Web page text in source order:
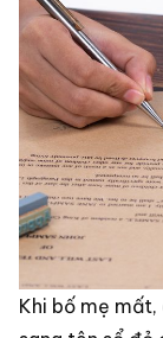
Khi bố mẹ